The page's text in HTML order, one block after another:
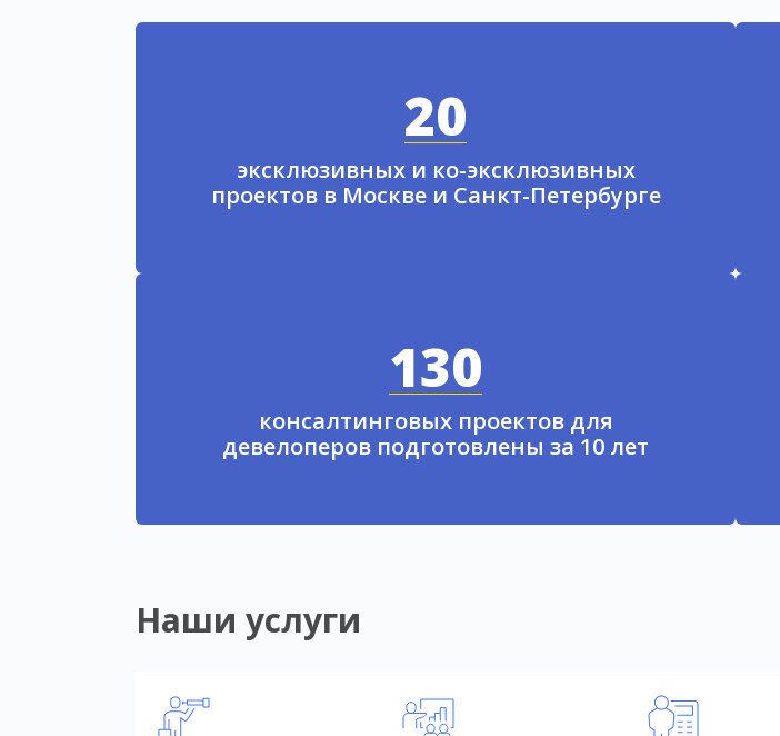
20
эксклюзивных и ко-эксклюзивных
проектов в Москве и Санкт-Петербурге
130
консалтинговых проектов для
девелоперов подготовлены за 10 лет
Наши услуги